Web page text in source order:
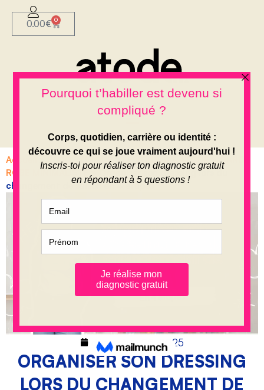
0.00€ 0
Accueil » BLOG ETHIQUE » LE JOURNAL ATODE
GARDE
ROBE MINIMALISTE»Organiser son dressing lors du
changement de saison en 4 étapes
décembre 25, 2025
ORGANISER SON DRESSING
LORS DU CHANGEMENT DE